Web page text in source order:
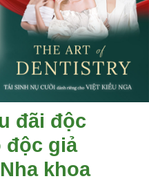
đãi độc
độc giả
khoa